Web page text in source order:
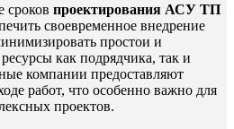
сроков проектирования АСУ ТП
своевременное внедрение
простои и
как подрядчика, так и
компании предоставляют
работ, что особенно важно для
проектов.